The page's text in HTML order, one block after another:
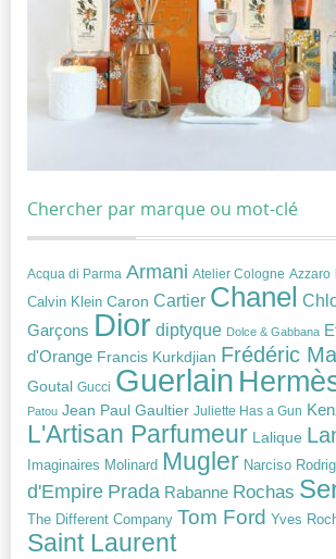
Chercher par marque ou mot-clé
Acqua di Parma Armani Atelier Cologne Azzaro
Calvin Klein Caron Cartier Chanel
Garçons Dior diptyque Dolce & Gabbana
d'Orange Francis Kurkdjian Frédéric
Goutal Gucci Guerlain
Patou Jean Paul Gaultier Juliette Has a Gun
L'Artisan Parfumeur Lalique
Imaginaires Molinard Mugler Narciso
d'Empire Prada Rabanne Rochas
The Different Company Tom Ford Yves
Saint Laurent